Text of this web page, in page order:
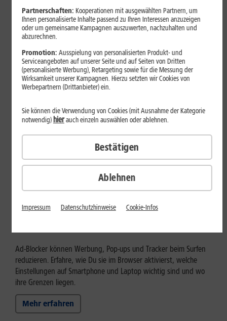
nach Berechtigung tief in Deine Browserdaten ein. Der Beitrag
zeigt Dir, wie Du Add-ons vor der Installation prüfst und riskante
Erweiterungen erkennst.
Mehr erfahren
Internet zuhause
Ad-Blocker aktivieren: Werbung
Ad-Blocker können Werbung, Pop-ups und Tracker beim Surfen
reduzieren. Erfahre, wie Du sie im Browser aktivierst, welche
Einstellungen auf Smartphone und Laptop wichtig sind und wo
ihre Grenzen liegen.
Mehr erfahren
Partnerschaften: Kooperationen mit ausgewählten Partnern, um
Ihnen personalisierte Inhalte passend zu Ihren Interessen anzuzeigen
oder um gemeinsame Kampagnen auszuwerten, nachzuhalten und
abzurechnen.
Promotion: Ausspielung von personalisierten Produkt- und
Serviceangeboten auf unserer Seite und auf Seiten von Dritten
(personalisierte Werbung), Retargeting sowie für die Messung der
Wirksamkeit unserer Kampagnen. Hierzu setzten wir Cookies von
Werbepartnern (Drittanbieter) ein.
Ablehnen
Sie können die Verwendung von Cookies (mit Ausnahme der Kategorie
notwendig) hierauch einzeln auswählen oder ablehnen.
Bestätigen
Impressum Datenschutzhinweise Cookie-Infos